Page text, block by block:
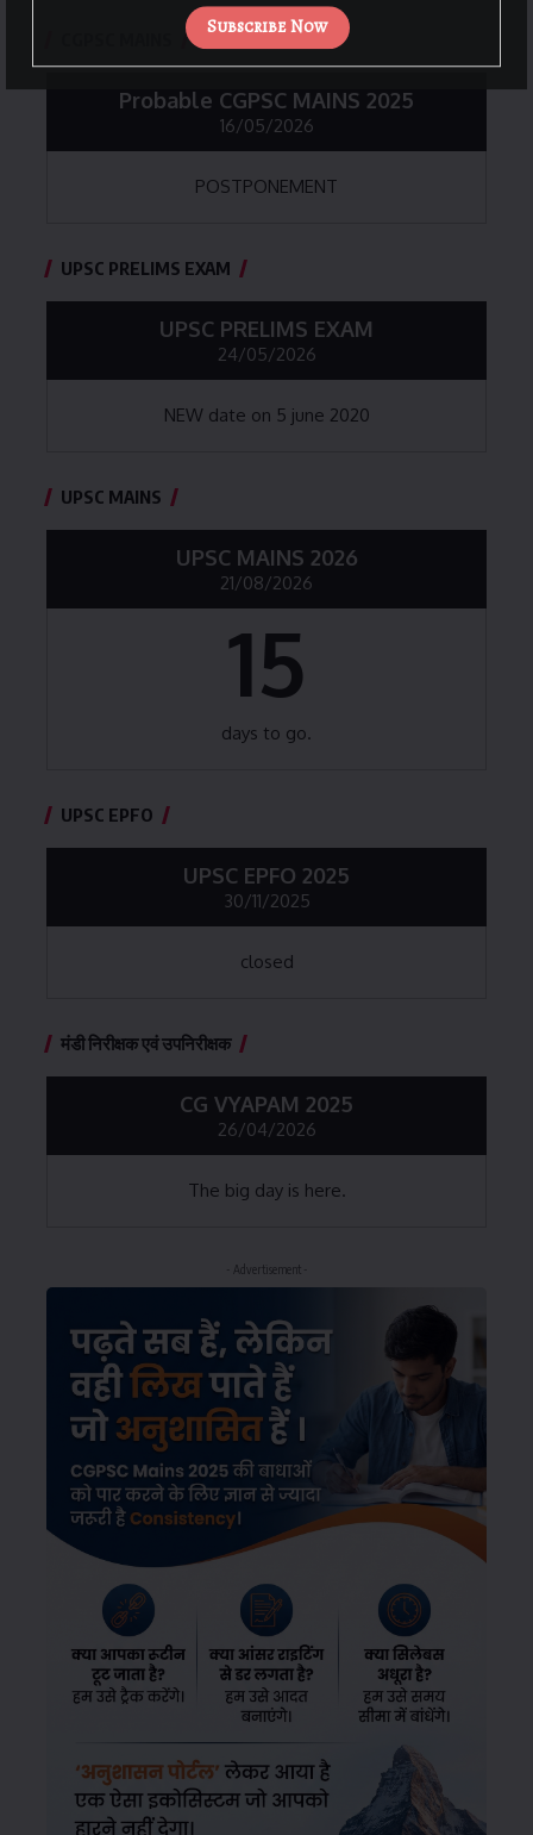
Probable CGPSC MAINS 2025
16/05/2026
POSTPONEMENT
UPSC PRELIMS EXAM
UPSC PRELIMS EXAM
24/05/2026
NEW date on 5 june 2020
UPSC MAINS
UPSC MAINS 2026
21/08/2026
15
days to go.
UPSC EPFO
UPSC EPFO 2025
30/11/2025
closed
मंडी निरीक्षक एवं उपनिरीक्षक
CG VYAPAM 2025
26/04/2026
The big day is here.
- Advertisement -
Subscribe Now